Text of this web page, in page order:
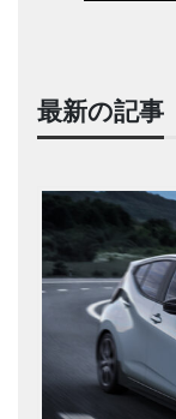
最新の記事